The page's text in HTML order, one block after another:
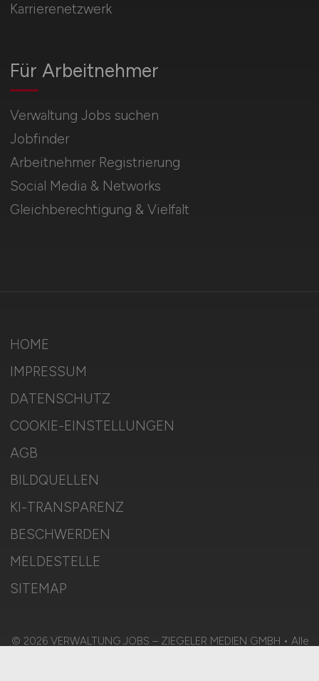
Für Arbeitnehmer
Verwaltung Jobs suchen
Jobfinder
Arbeitnehmer Registrierung
Social Media & Networks
Gleichberechtigung & Vielfalt
Karrierenetzwerk
HOME
IMPRESSUM
DATENSCHUTZ
COOKIE-EINSTELLUNGEN
AGB
BILDQUELLEN
KI-TRANSPARENZ
BESCHWERDEN
MELDESTELLE
SITEMAP
© 2026 VERWALTUNG.JOBS – ZIEGELER MEDIEN GMBH • Alle